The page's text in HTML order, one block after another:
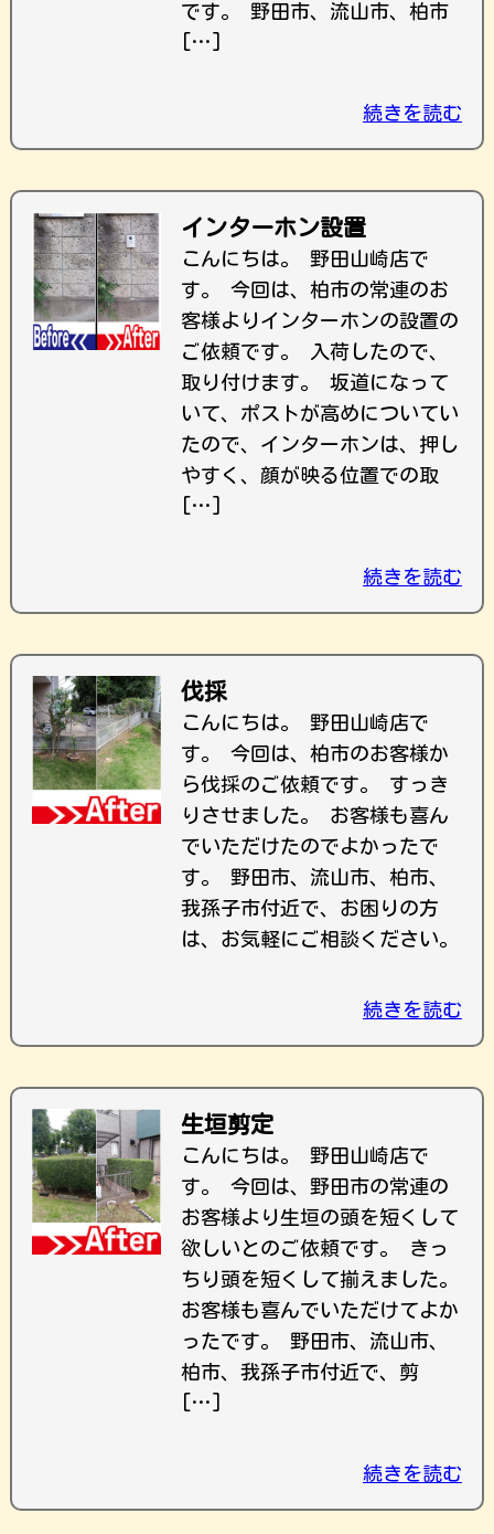
です。 野田市、流山市、柏市
[…]
続きを読む
インターホン設置
こんにちは。 野田山崎店で
す。 今回は、柏市の常連のお
客様よりインターホンの設置の
ご依頼です。 入荷したので、
取り付けます。 坂道になって
いて、ポストが高めについてい
たので、インターホンは、押し
やすく、顔が映る位置での取
[…]
続きを読む
伐採
こんにちは。 野田山崎店で
す。 今回は、柏市のお客様か
ら伐採のご依頼です。 すっき
りさせました。 お客様も喜ん
でいただけたのでよかったで
す。 野田市、流山市、柏市、
我孫子市付近で、お困りの方
は、お気軽にご相談ください。
続きを読む
生垣剪定
こんにちは。 野田山崎店で
す。 今回は、野田市の常連の
お客様より生垣の頭を短くして
欲しいとのご依頼です。 きっ
ちり頭を短くして揃えました。
お客様も喜んでいただけてよか
ったです。 野田市、流山市、
柏市、我孫子市付近で、剪
[…]
続きを読む